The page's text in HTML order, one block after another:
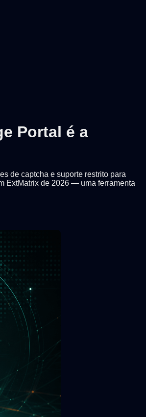
Portal é a
de captcha e suporte restrito para
ExtMatrix de 2026 — uma ferramenta